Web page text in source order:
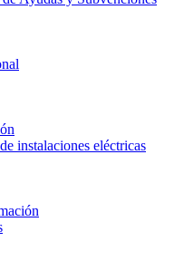
instalaciones eléctricas